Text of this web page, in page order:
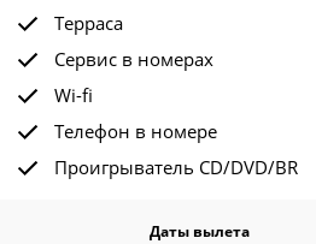
Терраса
Сервис в номерах
Wi-fi
Телефон в номере
Проигрыватель CD/DVD/BR
Даты вылета